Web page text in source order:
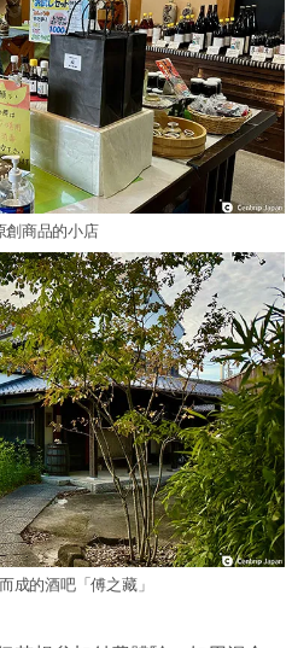
創商品的小店
成的酒吧「傅之藏」